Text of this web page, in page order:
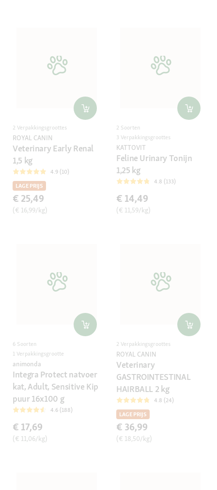
2 Verpakkingsgroottes
ROYAL CANIN
Veterinary Early Renal
1,5 kg
4.9 (10)
LAGE PRIJS
€ 25,49
(€ 16,99/kg)
2 Soorten
3 Verpakkingsgroottes
KATTOVIT
Feline Urinary Tonijn
1,25 kg
4.8 (133)
€ 14,49
(€ 11,59/kg)
6 Soorten
1 Verpakkingsgrootte
animonda
Integra Protect natvoer
kat, Adult, Sensitive Kip
puur 16x100 g
4.6 (188)
€ 17,69
(€ 11,06/kg)
2 Verpakkingsgroottes
ROYAL CANIN
Veterinary
GASTROINTESTINAL
HAIRBALL 2 kg
4.8 (24)
LAGE PRIJS
€ 36,99
(€ 18,50/kg)